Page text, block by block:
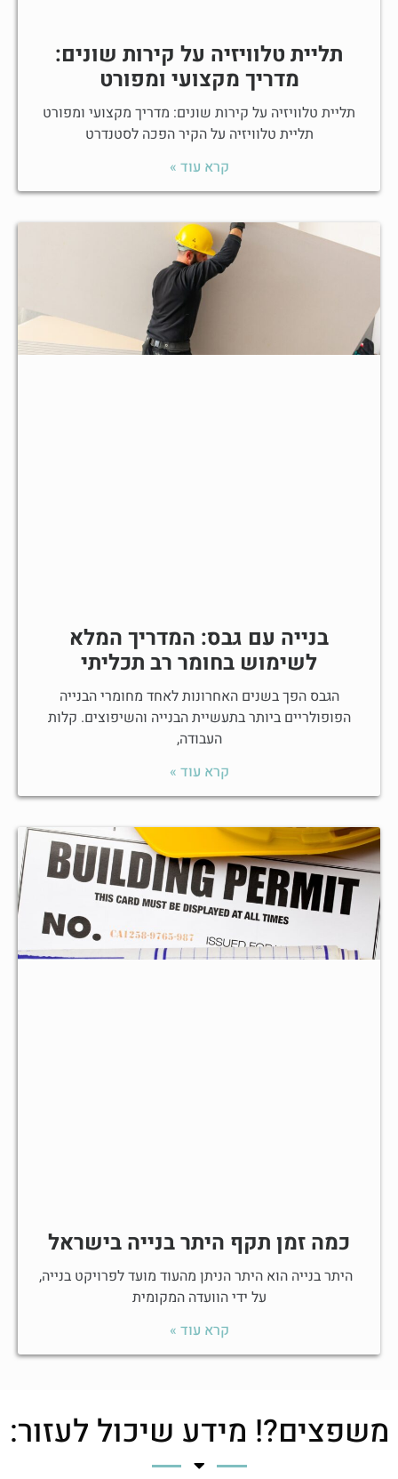
תליית טלוויזיה על קירות שונים:
מדריך מקצועי ומפורט
תליית טלוויזיה על קירות שונים: מדריך מקצועי ומפורט
תליית טלוויזיה על הקיר הפכה לסטנדרט
קרא עוד »
בנייה עם גבס: המדריך המלא
לשימוש בחומר רב תכליתי
הגבס הפך בשנים האחרונות לאחד מחומרי הבנייה
הפופולריים ביותר בתעשיית הבנייה והשיפוצים. קלות
העבודה,
קרא עוד »
כמה זמן תקף היתר בנייה בישראל
היתר בנייה הוא היתר הניתן מהעוד מועד לפרויקט בנייה,
על ידי הוועדה המקומית
קרא עוד »
משפצים?! מידע שיכול לעזור: